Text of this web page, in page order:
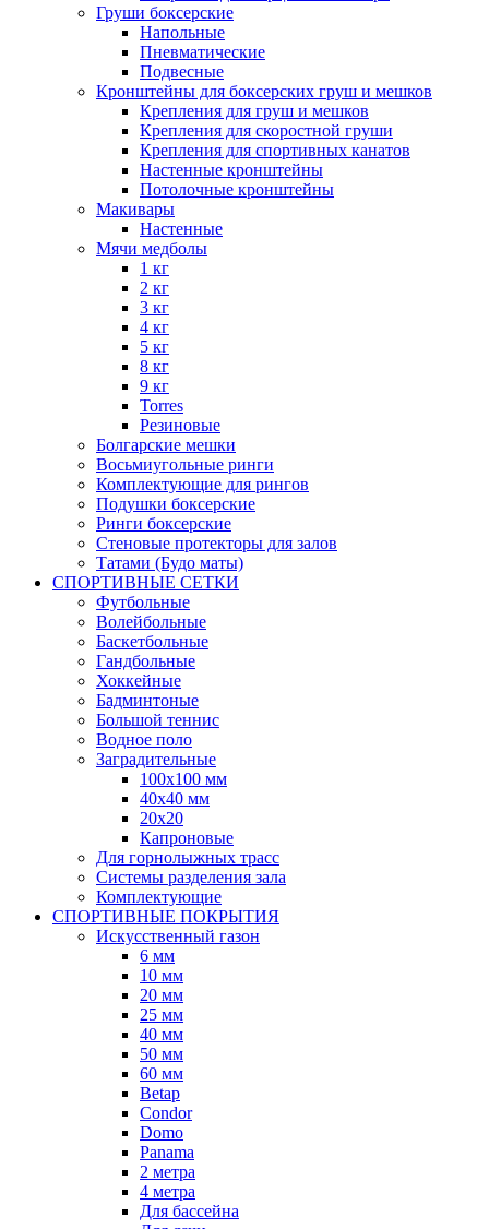
Груши боксерские
Напольные
Пневматические
Подвесные
Кронштейны для боксерских груш и мешков
Крепления для груш и мешков
Крепления для скоростной груши
Крепления для спортивных канатов
Настенные кронштейны
Потолочные кронштейны
Макивары
Настенные
Мячи медболы
1 кг
2 кг
3 кг
4 кг
5 кг
8 кг
9 кг
Torres
Резиновые
Болгарские мешки
Восьмиугольные ринги
Комплектующие для рингов
Подушки боксерские
Ринги боксерские
Стеновые протекторы для залов
Татами (Будо маты)
СПОРТИВНЫЕ СЕТКИ
Футбольные
Волейбольные
Баскетбольные
Гандбольные
Хоккейные
Бадминтоные
Большой теннис
Водное поло
Заградительные
100х100 мм
40х40 мм
20х20
Капроновые
Для горнолыжных трасс
Системы разделения зала
Комплектующие
СПОРТИВНЫЕ ПОКРЫТИЯ
Искусственный газон
6 мм
10 мм
20 мм
25 мм
40 мм
50 мм
60 мм
Betap
Condor
Domo
Panama
2 метра
4 метра
Для бассейна